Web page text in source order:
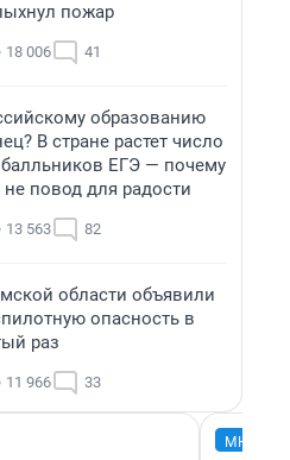
пожар
18 006 41
образованию
В стране растет число
ЕГЭ — почему
не повод для радости
13 563 82
области объявили
опасность в
раз
11 966 33